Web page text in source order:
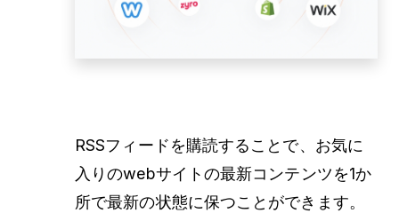
RSSフィードを購読することで、お気に
入りのwebサイトの最新コンテンツを1か
所で最新の状態に保つことができます。